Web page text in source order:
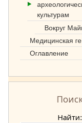
культурам
Вокруг
Медицинская
Оглавление
Найти: